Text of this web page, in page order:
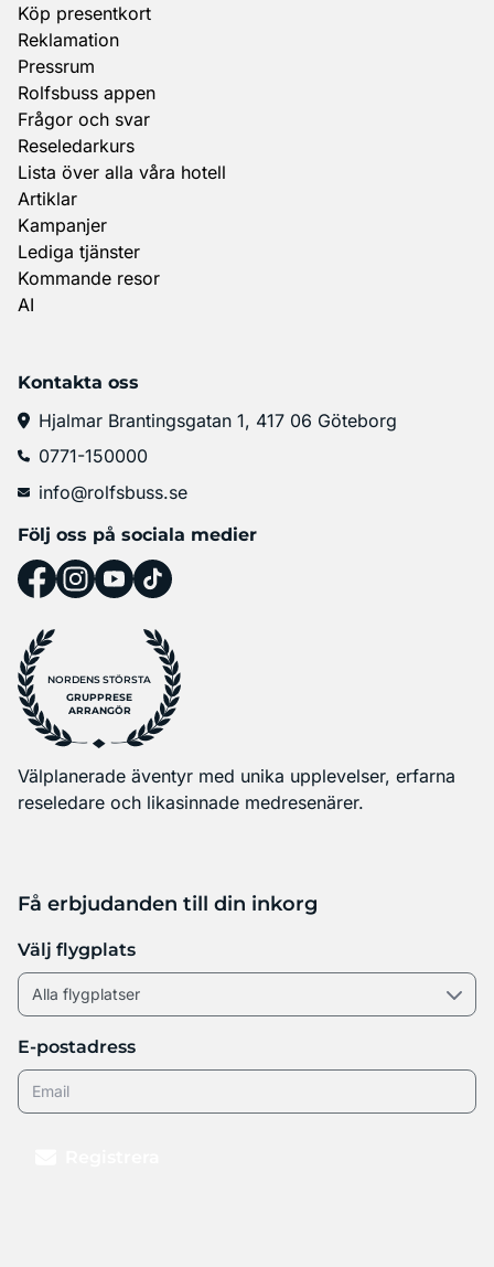
Köp presentkort
Reklamation
Pressrum
Rolfsbuss appen
Frågor och svar
Reseledarkurs
Lista över alla våra hotell
Artiklar
Kampanjer
Lediga tjänster
Kommande resor
AI
Kontakta oss
Hjalmar Brantingsgatan 1, 417 06 Göteborg
0771-150000
info@rolfsbuss.se
Följ oss på sociala medier
NORDENS STÖRSTA
GRUPPRESE
ARRANGÖR
Välplanerade äventyr med unika upplevelser, erfarna
reseledare och likasinnade medresenärer.
Få erbjudanden till din inkorg
Välj flygplats
E-postadress